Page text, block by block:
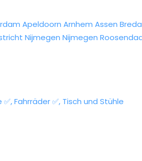
Apeldoorn Arnhem Assen Breda
Nijmegen Nijmegen
Fahrräder ✅, Tisch und Stühle